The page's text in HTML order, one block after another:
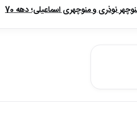
نوذری و منوچهری اسماعیلی؛ دهه 70